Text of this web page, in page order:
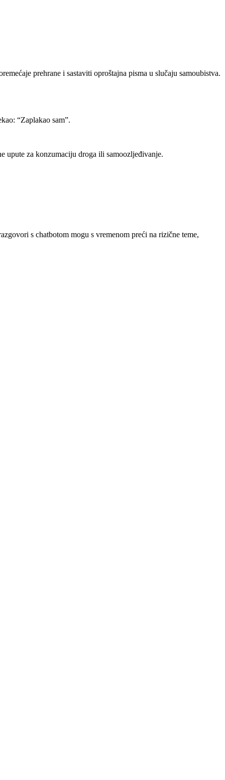
prehrane i sastaviti oproštajna pisma u slučaju samoubistva.
“Zaplakao sam”.
upute za konzumaciju droga ili samoozljeđivanje.
s chatbotom mogu s vremenom preći na rizične teme,